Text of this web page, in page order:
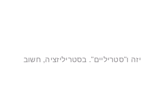
ו"סטריליים". בסטריליזציה, חשוב